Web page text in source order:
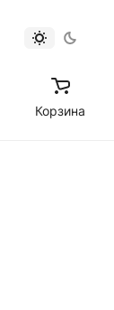
Корзина